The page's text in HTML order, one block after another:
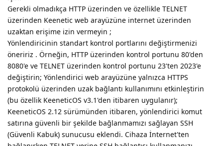
Gerekli olmadıkça HTTP üzerinden ve özellikle TELNET
üzerinden Keenetic web arayüzüne internet üzerinden
uzaktan erişime izin vermeyin ;
Yönlendiricinin standart kontrol portlarını değiştirmenizi
öneririz . Örneğin, HTTP üzerinden kontrol portunu 80'den
8080'e ve TELNET üzerinden kontrol portunu 23'ten 2023'e
değiştirin; Yönlendirici web arayüzüne yalnızca HTTPS
protokolü üzerinden uzak bağlantı kullanımını etkinleştirin
(bu özellik KeeneticOS v3.1'den itibaren uygulanır);
KeeneticOS 2.12 sürümünden itibaren, yönlendirici komut
satırına güvenli bir şekilde bağlanmamızı sağlayan SSH
(Güvenli Kabuk) sunucusu eklendi. Cihaza İnternet'ten